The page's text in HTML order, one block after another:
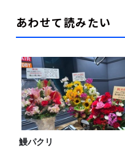
あわせて読みたい
鰻パクリ